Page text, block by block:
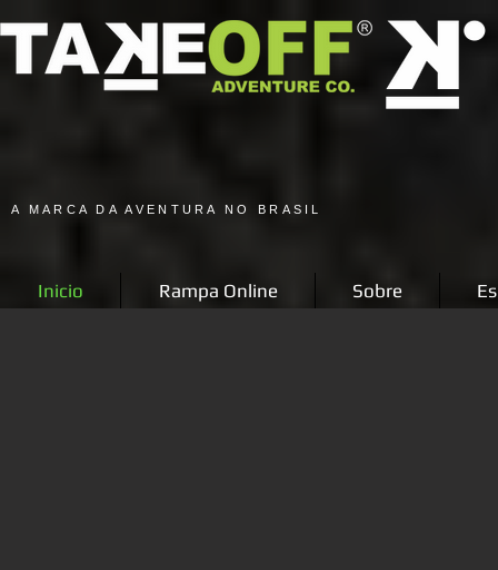
A MARCA DA AVENTURA NO BRASIL
Inicio Rampa Online Sobre